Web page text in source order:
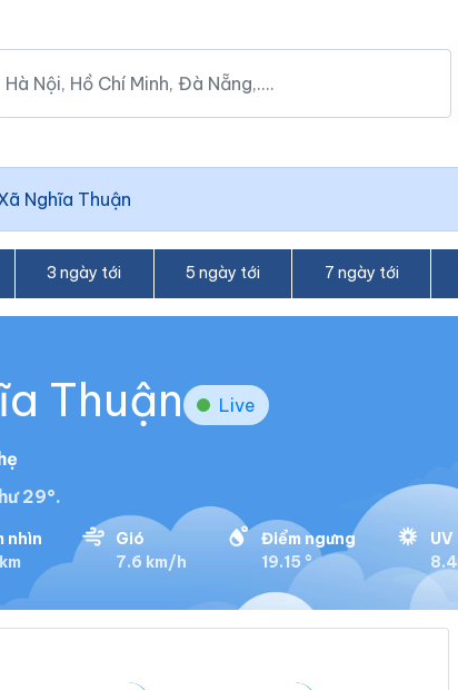
Nghĩa Thuận
3 ngày tới 5 ngày tới 7 ngày tới
Thuận Live
29°.
nhìn
Gió
7.6 km/h
Điểm ngưng
19.15 °
UV
8.4